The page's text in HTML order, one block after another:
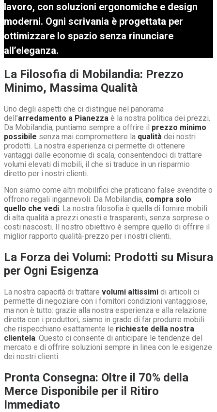
lavoro, con soluzioni ergonomiche e design
moderni. Ogni scrivania è progettata per
ottimizzare lo spazio senza rinunciare
all’eleganza.
La Filosofia di Mobilandia: Prezzo
Minimo, Massima Qualità
Uno degli aspetti che ci distingue nel panorama
dell’arredamento a Pianezza è la nostra politica dei prezzi.
Da Mobilandia, puntiamo sempre a offrire il prezzo minimo
possibile senza mai compromettere la qualità dei nostri
prodotti. La nostra esperienza ci permette di ottenere
vantaggi dalle economie di scala, consentendoci di trattare
volumi elevati di mobili, il che si traduce in un risparmio
diretto per i nostri clienti.
Non siamo come altri mobilifici che praticano false svendite o
offrono regali ingannevoli. Da Mobilandia, compra solo
quello che vedi. La nostra filosofia è quella di fornire mobili
di alta qualità a prezzi onesti e trasparenti, senza sorprese o
costi nascosti. Il nostro obiettivo è sempre quello di offrire il
miglior rapporto qualità-prezzo per i nostri clienti.
La Forza dei Volumi: Prodotti su Misura
per Ogni Esigenza
La nostra capacità di trattare volumi altissimi di articoli ci
permette di negoziare con i fornitori condizioni vantaggiose,
ma non è tutto: grazie alla nostra esperienza e alla relazione
diretta con i produttori, siamo in grado di far produrre mobili
che rispecchiano esattamente le richieste della nostra
clientela . Questo ci consente di anticipare le tendenze del
mercato e di offrire soluzioni sempre in linea con le esigenze
dei nostri clienti.
Pronta Consegna: Oltre il 70% della
Merce Disponibile per il Ritiro
Immediato